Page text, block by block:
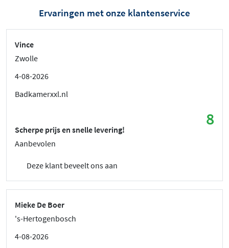
Ervaringen met onze klantenservice
Vince
Zwolle
4-08-2026
Badkamerxxl.nl
8
Scherpe prijs en snelle levering!
Aanbevolen
Deze klant beveelt ons aan
Mieke De Boer
's-Hertogenbosch
4-08-2026